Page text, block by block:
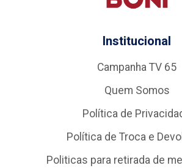
Institucional
Campanha TV 65
Quem Somos
Política de
Política de Troca e
Politicas para retirada de